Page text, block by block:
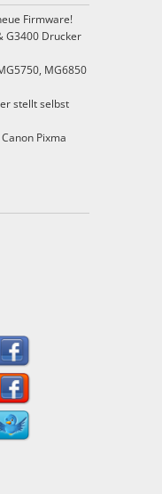
Firmware!
G3400 Drucker
MG6850
stellt selbst
Pixma